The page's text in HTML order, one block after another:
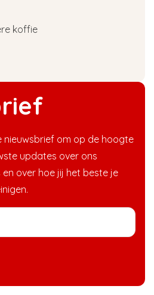
nieuwsbrief om op de hoogte
updates over ons
over hoe jij het beste je
koffie